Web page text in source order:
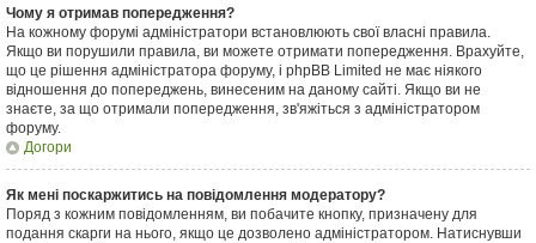
Чому я отримав попередження?
На кожному форумі адміністратори встановлюють свої власні правила.
Якщо ви порушили правила, ви можете отримати попередження. Врахуйте,
що це рішення адміністратора форуму, і phpBB Limited не має ніякого
відношення до попереджень, винесеним на даному сайті. Якщо ви не
знаєте, за що отримали попередження, зв'яжіться з адміністратором
форуму.
Догори
Як мені поскаржитись на повідомлення модератору?
Поряд з кожним повідомленням, ви побачите кнопку, призначену для
подання скарги на нього, якщо це дозволено адміністратором. Натиснувши